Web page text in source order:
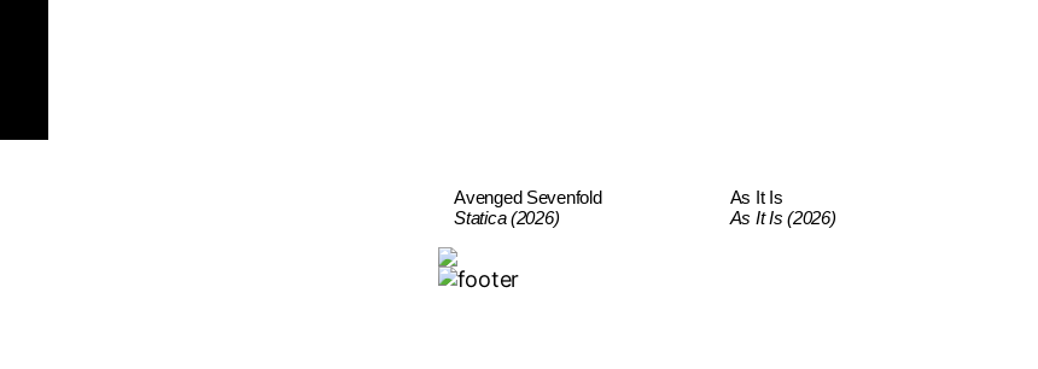
Avenged Sevenfold
Statica (2026)
As It Is
As It Is (2026)